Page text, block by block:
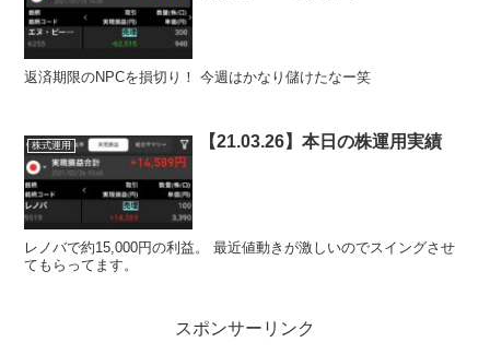
返済期限のNPCを損切り！ 今週はかなり儲けたなー笑
株式運用 【21.03.26】本日の株運用実績
レノバで約15,000円の利益。 最近値動きが激しいのでスイングさせ
てもらってます。
スポンサーリンク